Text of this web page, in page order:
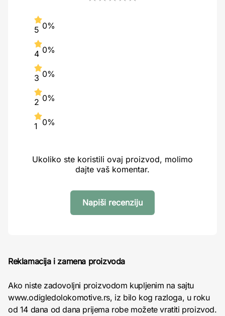
5 0%
4 0%
3 0%
2 0%
1 0%
Ukoliko ste koristili ovaj proizvod, molimo
dajte vaš komentar.
Napiši recenziju
Reklamacija i zamena proizvoda
Ako niste zadovoljni proizvodom kupljenim na sajtu
www.odigledolokomotive.rs, iz bilo kog razloga, u roku
od 14 dana od dana prijema robe možete vratiti proizvod.